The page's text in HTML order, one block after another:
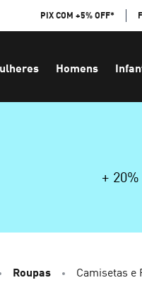
PIX COM +5% OFF*
Homens
+
Roupas Camisetas e